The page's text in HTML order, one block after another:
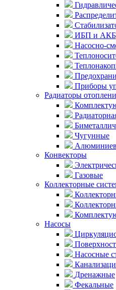
ИБП и АКБ
Насосно-
Приборы
Радиаторы
Чугунные
Конвекторы
Газовые
Коллекторные
Насосы
Насосные
Дренажные
Фекальные